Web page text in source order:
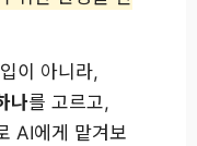
이 아니라,
나를 고르고,
AI에게 맡겨보